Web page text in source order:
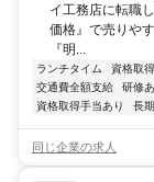
イ工務店に転職
価格』で売りや
『明...
ランチタイム 資格取
交通費全額支給
研修
資格取得手当あり
長
同じ企業の求人